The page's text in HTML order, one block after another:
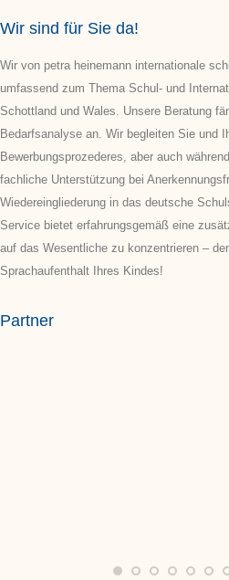
Wir sind für Sie da!
Wir von petra heinemann internationale
umfassend zum Thema Schul- und
Schottland und Wales. Unsere Beratung
Bedarfsanalyse an. Wir begleiten Sie und
Bewerbungsprozederes, aber auch
fachliche Unterstützung bei
Wiedereingliederung in das deutsche
Service bietet erfahrungsgemäß eine
auf das Wesentliche zu konzentrieren –
Sprachaufenthalt Ihres Kindes!
Partner